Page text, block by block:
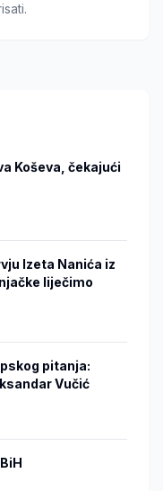
Koševa, čekajući
Izeta Nanića iz
liječimo
pitanja:
Vučić